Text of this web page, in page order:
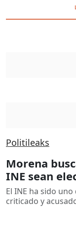
Politileaks
Morena
INE sean
El INE ha sido
criticado y